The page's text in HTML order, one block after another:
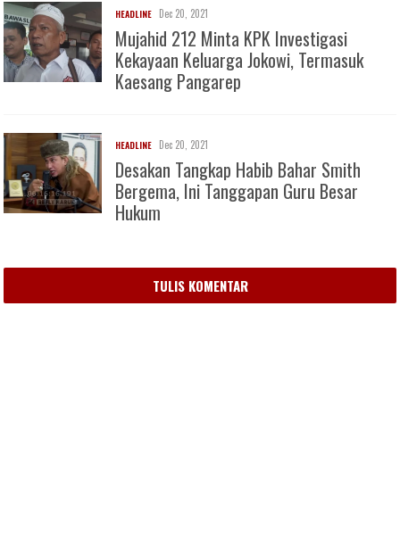
HEADLINE Dec 20, 2021
Mujahid 212 Minta KPK Investigasi
Kekayaan Keluarga Jokowi, Termasuk
Kaesang Pangarep
HEADLINE Dec 20, 2021
Desakan Tangkap Habib Bahar Smith
Bergema, Ini Tanggapan Guru Besar
Hukum
TULIS KOMENTAR